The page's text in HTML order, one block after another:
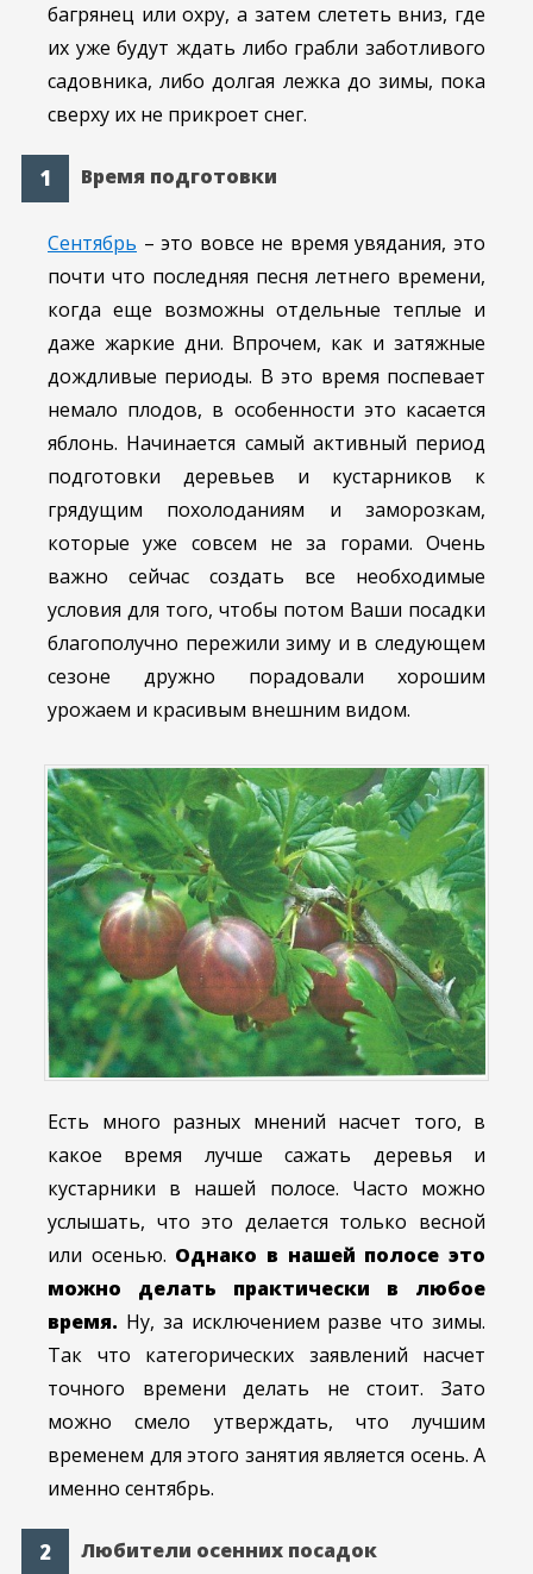
багрянец или охру, а затем слететь вниз, где
их уже будут ждать либо грабли заботливого
садовника, либо долгая лежка до зимы, пока
сверху их не прикроет снег.
Время подготовки
Сентябрь – это вовсе не время увядания, это
почти что последняя песня летнего времени,
когда еще возможны отдельные теплые и
даже жаркие дни. Впрочем, как и затяжные
дождливые периоды. В это время поспевает
немало плодов, в особенности это касается
яблонь. Начинается самый активный период
подготовки деревьев и кустарников к
грядущим похолоданиям и заморозкам,
которые уже совсем не за горами. Очень
важно сейчас создать все необходимые
условия для того, чтобы потом Ваши посадки
благополучно пережили зиму и в следующем
сезоне дружно порадовали хорошим
урожаем и красивым внешним видом.
Есть много разных мнений насчет того, в
какое время лучше сажать деревья и
кустарники в нашей полосе. Часто можно
услышать, что это делается только весной
или осенью. Однако в нашей полосе это
можно делать практически в любое
время. Ну, за исключением разве что зимы.
Так что категорических заявлений насчет
точного времени делать не стоит. Зато
можно смело утверждать, что лучшим
временем для этого занятия является осень. А
именно сентябрь.
Любители осенних посадок